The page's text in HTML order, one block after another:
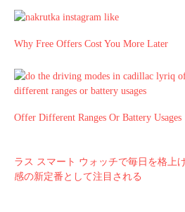
Why Free Offers Cost You More Later
Offer Different Ranges Or Battery Usages
ラス スマート ウォッチで毎日を格上
感の新定番として注目される